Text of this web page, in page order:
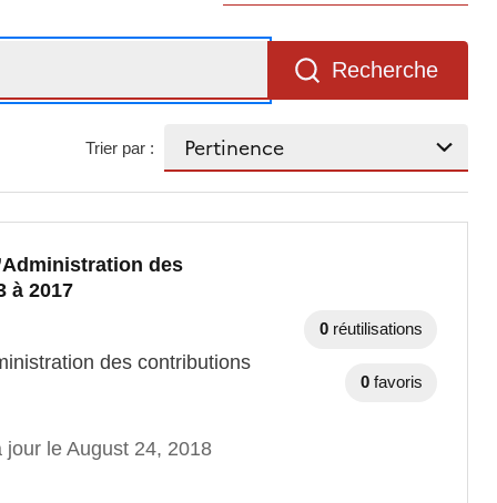
Recherche
Trier par :
des
à 2017
des contributions
jour le August 24, 2018
0 réutilisations
0 favoris